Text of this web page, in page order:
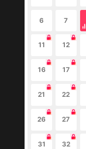
6 7
11 12
16 17
21 22
26 27
31 32